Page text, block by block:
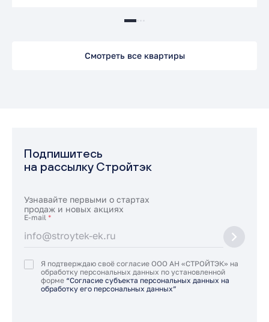
Смотреть все квартиры
Подпишитесь
на рассылку Стройтэк
Узнавайте первыми о стартах
продаж и новых акциях
E-mail *
Я подтверждаю своё согласие ООО АН «СТРОЙТЭК» на
обработку персональных данных по установленной
форме “Согласие субъекта персональных данных на
обработку его персональных данных”